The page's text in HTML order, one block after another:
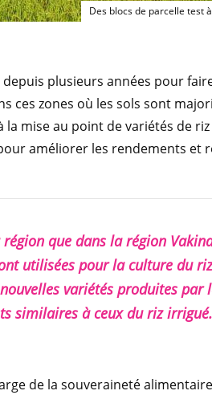
Des blocs de parcelle test
plusieurs années pour
ces zones où les sols sont
mise au point de variétés de
améliorer les rendements et
que dans la région
utilisées pour la culture du
variétés produites par
similaires à ceux du riz irrigué.
de la souveraineté